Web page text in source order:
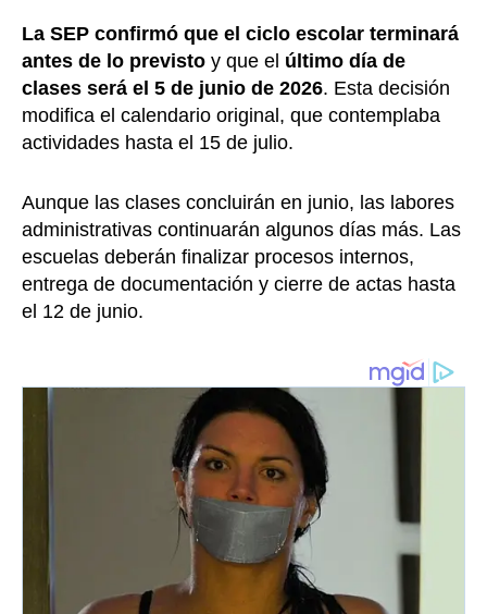
La SEP confirmó que el ciclo escolar terminará
antes de lo previsto y que el último día de
clases será el 5 de junio de 2026. Esta decisión
modifica el calendario original, que contemplaba
actividades hasta el 15 de julio.
Aunque las clases concluirán en junio, las labores
administrativas continuarán algunos días más. Las
escuelas deberán finalizar procesos internos,
entrega de documentación y cierre de actas hasta
el 12 de junio.